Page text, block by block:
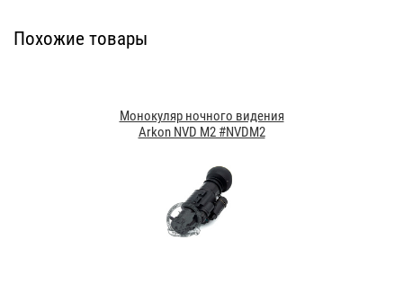
Похожие товары
Монокуляр ночного видения
Arkon NVD M2 #NVDM2